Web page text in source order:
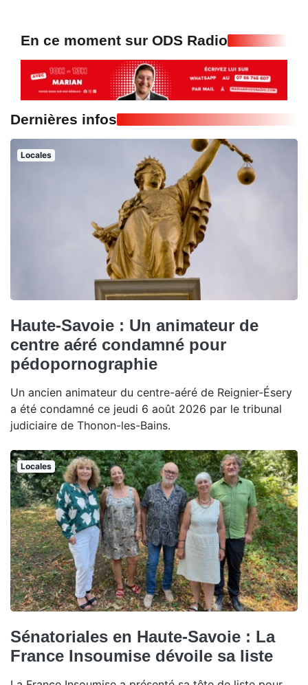
En ce moment sur ODS Radio
Dernières infos
Locales
Haute-Savoie : Un animateur de
centre aéré condamné pour
pédopornographie
Un ancien animateur du centre-aéré de Reignier-Ésery
a été condamné ce jeudi 6 août 2026 par le tribunal
judiciaire de Thonon-les-Bains.
Locales
Sénatoriales en Haute-Savoie : La
France Insoumise dévoile sa liste